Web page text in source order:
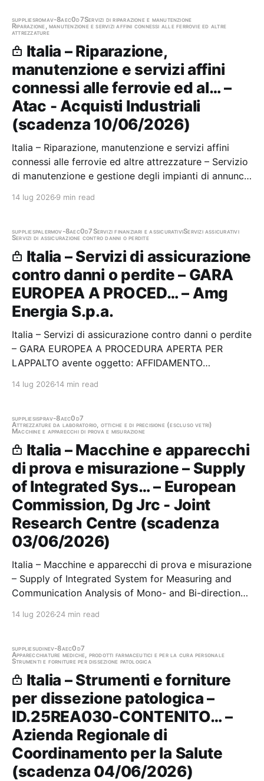
suppliesromav-8aec0d7Servizi di riparazione e manutenzione
Riparazione, manutenzione e servizi affini connessi alle ferrovie ed altre
attrezzature
Italia – Riparazione,
manutenzione e servizi affini
connessi alle ferrovie ed al… –
Atac - Acquisti Industriali
(scadenza 10/06/2026)
Italia – Riparazione, manutenzione e servizi affini
connessi alle ferrovie ed altre attrezzature – Servizio
di manutenzione e gestione degli impianti di annuncio
sui convogli Metro. Stazione appaltante: Atac -
14 lug 2026 9 min read
suppliespalermov-8aec0d7Servizi finanziari e assicurativiServizi assicurativi
Servizi di assicurazione contro danni o perdite
Italia – Servizi di assicurazione
contro danni o perdite – GARA
EUROPEA A PROCED… – Amg
Energia S.p.a.
Italia – Servizi di assicurazione contro danni o perdite
– GARA EUROPEA A PROCEDURA APERTA PER
LAPPALTO avente oggetto: AFFIDAMENTO
AMG ENERGIA S.P.A SUDDIVISA IN N° 7 LOTTI
aggiudicata
14 lug 2026 14 min read
suppliesisprav-8aec0d7
Attrezzature da laboratorio, ottiche e di precisione (escluso vetri)
Macchine e apparecchi di prova e misurazione
Italia – Macchine e apparecchi
di prova e misurazione – Supply
of Integrated Sys… – European
Commission, Dg Jrc - Joint
Research Centre (scadenza
03/06/2026)
Italia – Macchine e apparecchi di prova e misurazione
– Supply of Integrated System for Measuring and
Communication Analysis of Mono- and Bi-directional
appaltante: European Commission, Dg Jrc - Joint
scaduta,…
14 lug 2026 24 min read
suppliesudinev-8aec0d7
Apparecchiature mediche, prodotti farmaceutici e per la cura personale
Strumenti e forniture per dissezione patologica
Italia – Strumenti e forniture
per dissezione patologica –
ID.25REA030-CONTENITO… –
Azienda Regionale di
Coordinamento per la Salute
(scadenza 04/06/2026)